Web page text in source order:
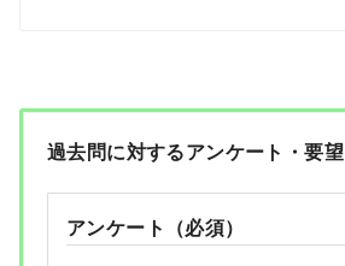
過去問に対するアンケート・要望
アンケート（必須）